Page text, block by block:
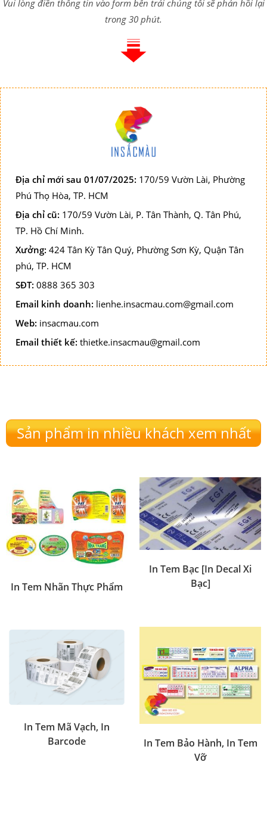
Vui lòng điền thông tin vào form bên trái chúng tôi sẽ phản hồi lại
trong 30 phút.
Địa chỉ mới sau 01/07/2025: 170/59 Vườn Lài, Phường
Phú Thọ Hòa, TP. HCM
Địa chỉ cũ: 170/59 Vườn Lài, P. Tân Thành, Q. Tân Phú,
TP. Hồ Chí Minh.
Xưởng: 424 Tân Kỳ Tân Quý, Phường Sơn Kỳ, Quận Tân
phú, TP. HCM
SĐT: 0888 365 303
Email kinh doanh: lienhe.insacmau.com@gmail.com
Web: insacmau.com
Email thiết kế: thietke.insacmau@gmail.com
Sản phẩm in nhiều khách xem nhất
In Tem Nhãn Thực Phẩm
In Tem Bạc [In Decal Xi
Bạc]
In Tem Mã Vạch, In
Barcode
In Tem Bảo Hành, In Tem
Vỡ